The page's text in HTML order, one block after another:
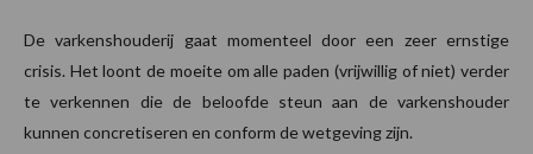
De varkenshouderij gaat momenteel door een zeer ernstige
crisis. Het loont de moeite om alle paden (vrijwillig of niet) verder
te verkennen die de beloofde steun aan de varkenshouder
kunnen concretiseren en conform de wetgeving zijn.